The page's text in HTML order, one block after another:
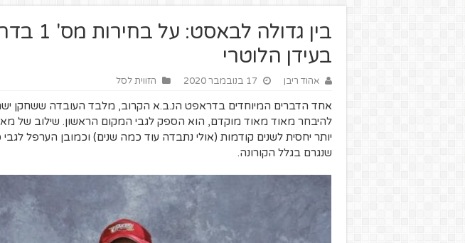
בין
בעידן הלוטרי
אהוד ריבן 17 בנובמבר 2020 הזווית לסל
אחד הדברים המיוחדים בדראפט הנ.ב.א הקרוב, מלבד העובדה ששחקן
להיבחר מאוד מאוד מוקדם, הוא הספק לגבי המקום הראשון. שילוב של
יותר יחסית לשנים קודמות (אולי נתבדה עוד כמה שנים) וכמובן הערפל
שנגרם בגלל הקורונה.